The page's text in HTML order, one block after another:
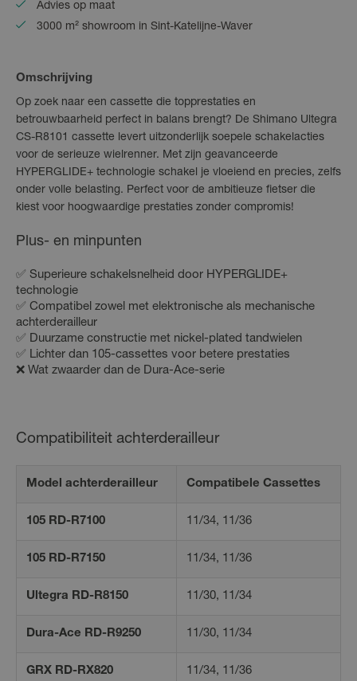
Advies op maat
3000 m² showroom in Sint-Katelijne-Waver
Omschrijving
Op zoek naar een cassette die topprestaties en
betrouwbaarheid perfect in balans brengt? De Shimano Ultegra
CS-R8101 cassette levert uitzonderlijk soepele schakelacties
voor de serieuze wielrenner. Met zijn geavanceerde
HYPERGLIDE+ technologie schakel je vloeiend en precies, zelfs
onder volle belasting. Perfect voor de ambitieuze fietser die
kiest voor hoogwaardige prestaties zonder compromis!
Plus- en minpunten
✅ Superieure schakelsnelheid door HYPERGLIDE+
technologie
✅ Compatibel zowel met elektronische als mechanische
achterderailleur
✅ Duurzame constructie met nickel-plated tandwielen
✅ Lichter dan 105-cassettes voor betere prestaties
❌ Wat zwaarder dan de Dura-Ace-serie
Compatibiliteit achterderailleur
Model achterderailleur Compatibele Cassettes
105 RD-R7100 11/34, 11/36
105 RD-R7150 11/34, 11/36
Ultegra RD-R8150 11/30, 11/34
Dura-Ace RD-R9250 11/30, 11/34
GRX RD-RX820 11/34, 11/36